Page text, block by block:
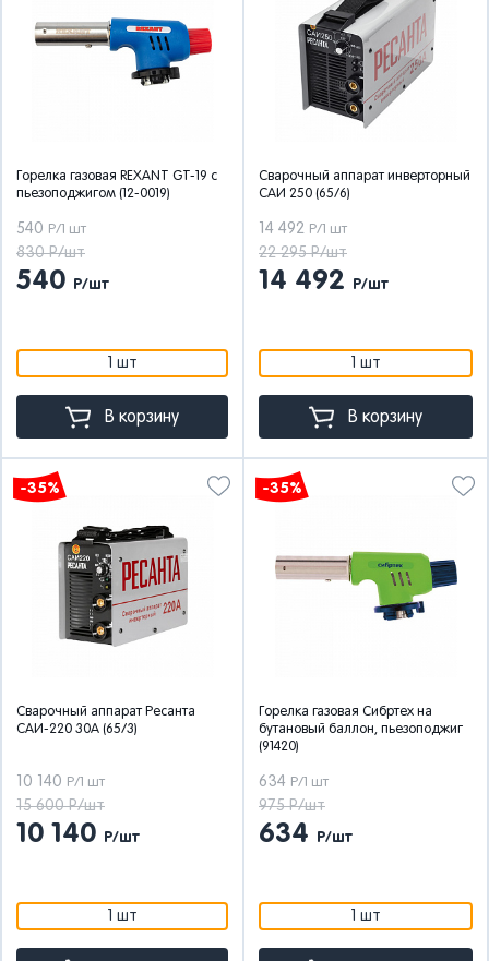
Горелка газовая REXANT GT-19 с
пьезоподжигом (12-0019)
540 Р/1 шт
830 Р/шт
540 Р/шт
1 шт
В корзину
Сварочный аппарат инверторный
САИ 250 (65/6)
14 492 Р/1 шт
22 295 Р/шт
14 492 Р/шт
1 шт
В корзину
-35%
Сварочный аппарат Ресанта
САИ-220 30А (65/3)
10 140 Р/1 шт
15 600 Р/шт
10 140 Р/шт
1 шт
-35%
Горелка газовая Сибртех на
бутановый баллон, пьезоподжиг
(91420)
634 Р/1 шт
975 Р/шт
634 Р/шт
1 шт